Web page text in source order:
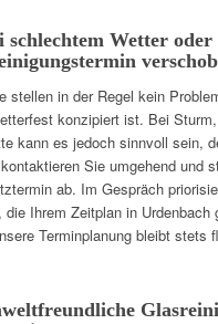
schlechtem Wetter oder
stellen in der Regel kein
konzipiert ist. Bei Sturm,
kann es jedoch sinnvoll sein,
Sie umgehend und
ab. Im Gespräch
Ihrem Zeitplan in Urdenbach
Terminplanung bleibt stets